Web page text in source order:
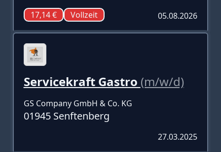
17,14 € Vollzeit 05.08.2026
Servicekraft Gastro (m/w/d)
GS Company GmbH & Co. KG
01945 Senftenberg
27.03.2025